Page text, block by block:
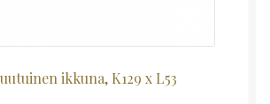
ikkuna, K129 x L53